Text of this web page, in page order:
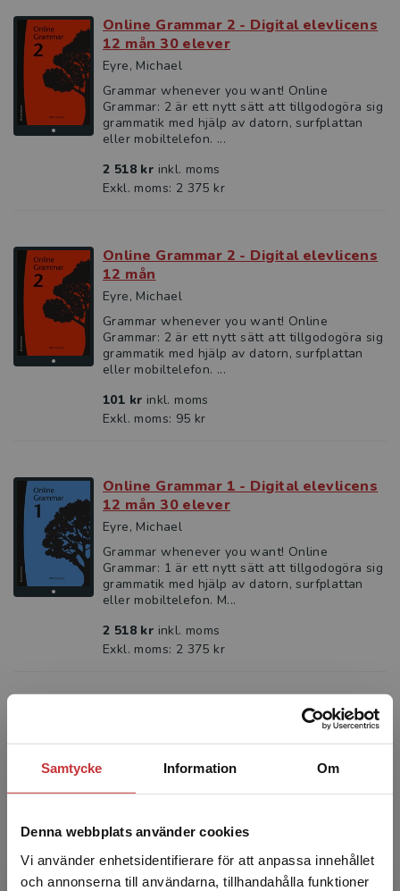
Samtycke Information Om
Denna webbplats använder cookies
Vi använder enhetsidentifierare för att anpassa innehållet
och annonserna till användarna, tillhandahålla funktioner
Online Grammar 2 - Digital elevlicens
12 mån 30 elever
Eyre, Michael
Grammar whenever you want! Online
Grammar: 2 är ett nytt sätt att tillgodogöra sig
grammatik med hjälp av datorn, surfplattan
eller mobiltelefon. ...
2 518 kr inkl. moms
Exkl. moms: 2 375 kr
Online Grammar 2 - Digital elevlicens
12 mån
Eyre, Michael
Grammar whenever you want! Online
Grammar: 2 är ett nytt sätt att tillgodogöra sig
grammatik med hjälp av datorn, surfplattan
eller mobiltelefon. ...
101 kr inkl. moms
Exkl. moms: 95 kr
Online Grammar 1 - Digital elevlicens
12 mån 30 elever
Eyre, Michael
Grammar whenever you want! Online
Grammar: 1 är ett nytt sätt att tillgodogöra sig
grammatik med hjälp av datorn, surfplattan
eller mobiltelefon. M...
2 518 kr inkl. moms
Exkl. moms: 2 375 kr
Online Grammar 1 - Digital elevlicens
Grammar: 1 är ett nytt sätt att tillgodogöra sig
eller mobiltelefon. ...
101 krinkl. moms
Exkl. moms: 95 kr